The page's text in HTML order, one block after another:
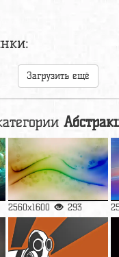
Загрузить ещё
2560x1600 293